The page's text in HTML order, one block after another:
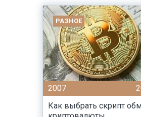
РАЗНОЕ
2007
Как выбрать скрипт